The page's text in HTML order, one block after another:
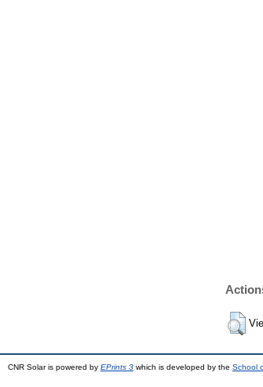
CNR Solar is powered by EPrints 3 which is developed by the School